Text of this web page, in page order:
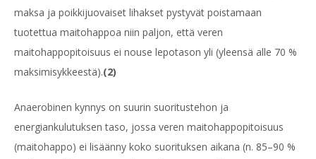
maksa ja poikkijuovaiset lihakset pystyvät poistamaan
tuotettua maitohappoa niin paljon, että veren
maitohappopitoisuus ei nouse lepotason yli (yleensä alle 70 %
maksimisykkeestä).(2)
Anaerobinen kynnys on suurin suoritustehon ja
energiankulutuksen taso, jossa veren maitohappopitoisuus
(maitohappo) ei lisäänny koko suorituksen aikana (n. 85–90 %